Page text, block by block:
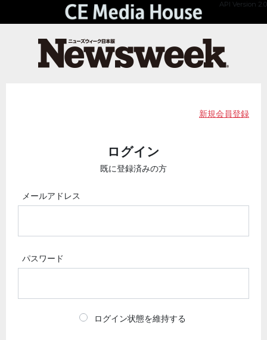
API Version 2.0
新規会員登録
ログイン
既に登録済みの方
メールアドレス
パスワード
ログイン状態を維持する